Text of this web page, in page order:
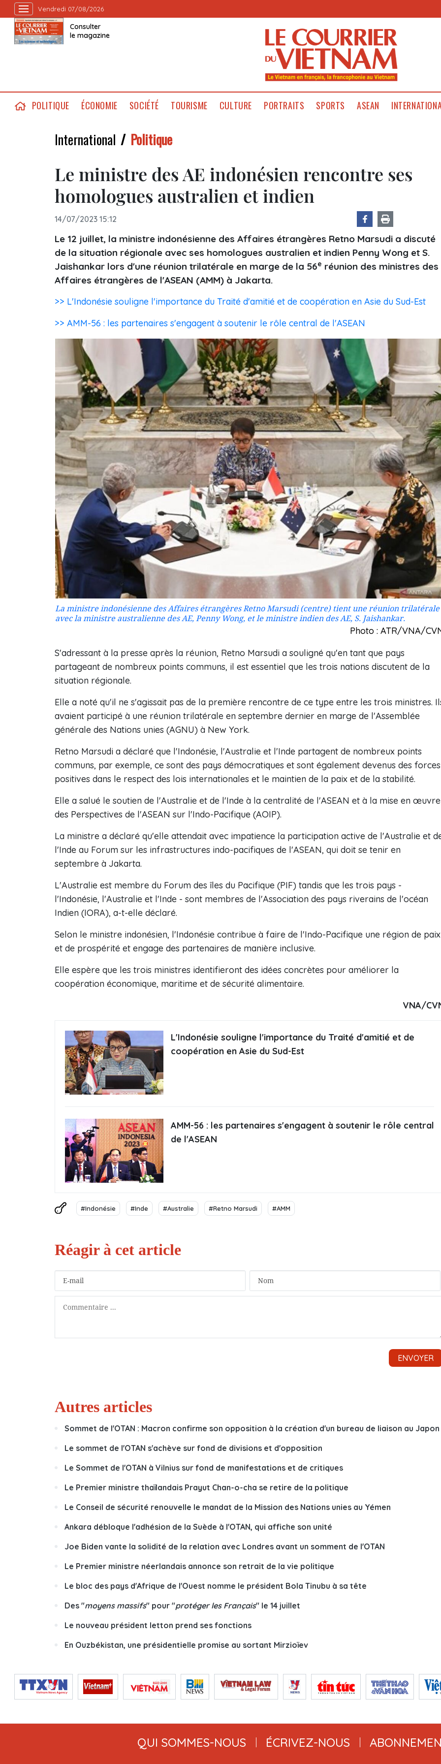
Vendredi 07/08/2026
Consulter
le magazine
POLITIQUE ÉCONOMIE SOCIÉTÉ TOURISME CULTURE PORTRAITS SPORTS ASEAN
International Politique
Le ministre des AE indonésien rencontre ses
homologues australien et indien
14/07/2023 15:12
Le 12 juillet, la ministre indonésienne des Affaires étrangères Retno Marsudi a discuté
de la situation régionale avec ses homologues australien et indien Penny Wong et S.
Jaishankar lors d'une réunion trilatérale en marge de la 56e réunion des ministres des
Affaires étrangères de l'ASEAN (AMM) à Jakarta.
>> L'Indonésie souligne l'importance du Traité d'amitié et de coopération en Asie du Sud-Est
>> AMM-56 : les partenaires s'engagent à soutenir le rôle central de l'ASEAN
La ministre indonésienne des Affaires étrangères Retno Marsudi (centre) tient une réunion trilatérale
avec la ministre australienne des AE, Penny Wong, et le ministre indien des AE, S. Jaishankar.
Photo : ATR/VNA/
S'adressant à la presse après la réunion, Retno Marsudi a souligné qu'en tant que pays
partageant de nombreux points communs, il est essentiel que les trois nations discutent de la
situation régionale.
Elle a noté qu'il ne s'agissait pas de la première rencontre de ce type entre les trois ministres.
avaient participé à une réunion trilatérale en septembre dernier en marge de l'Assemblée
générale des Nations unies (AGNU) à New York.
Retno Marsudi a déclaré que l'Indonésie, l'Australie et l'Inde partagent de nombreux points
communs, par exemple, ce sont des pays démocratiques et sont également devenus des forces
positives dans le respect des lois internationales et le maintien de la paix et de la stabilité.
Elle a salué le soutien de l'Australie et de l'Inde à la centralité de l'ASEAN et à la mise en œuvre
des Perspectives de l'ASEAN sur l'Indo-Pacifique (AOIP).
La ministre a déclaré qu'elle attendait avec impatience la participation active de l'Australie et
l'Inde au Forum sur les infrastructures indo-pacifiques de l'ASEAN, qui doit se tenir en
septembre à Jakarta.
L'Australie est membre du Forum des îles du Pacifique (PIF) tandis que les trois pays -
l'Indonésie, l'Australie et l'Inde - sont membres de l'Association des pays riverains de l'océan
Indien (IORA), a-t-elle déclaré.
Selon le ministre indonésien, l'Indonésie contribue à faire de l'Indo-Pacifique une région de paix
et de prospérité et engage des partenaires de manière inclusive.
Elle espère que les trois ministres identifieront des idées concrètes pour améliorer la
coopération économique, maritime et de sécurité alimentaire.
VNA/
L'Indonésie souligne l'importance du Traité d'amitié et de
coopération en Asie du Sud-Est
AMM-56 : les partenaires s'engagent à soutenir le rôle central
de l'ASEAN
#Indonésie #Inde #Australie #Retno Marsudi #AMM
Autres articles
Sommet de l'OTAN : Macron confirme son opposition à la création d'un bureau de liaison au Japon
Le sommet de l'OTAN s'achève sur fond de divisions et d'opposition
Le Sommet de l'OTAN à Vilnius sur fond de manifestations et de critiques
Le Premier ministre thaïlandais Prayut Chan-o-cha se retire de la politique
Le Conseil de sécurité renouvelle le mandat de la Mission des Nations unies au Yémen
Ankara débloque l'adhésion de la Suède à l'OTAN, qui affiche son unité
Joe Biden vante la solidité de la relation avec Londres avant un somment de l'OTAN
Le Premier ministre néerlandais annonce son retrait de la vie politique
Le bloc des pays d'Afrique de l'Ouest nomme le président Bola Tinubu à sa tête
Des "moyens massifs" pour "protéger les Français" le 14 juillet
Le nouveau président letton prend ses fonctions
En Ouzbékistan, une présidentielle promise au sortant Mirzioïev
QUI SOMMES-NOUS ÉCRIVEZ-NOUS